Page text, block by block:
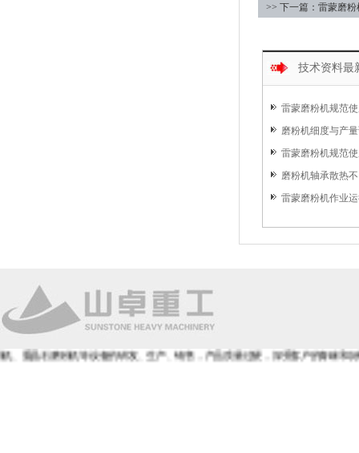
>> 下一篇：雷蒙磨
技术资料最
雷蒙磨粉机规范
磨粉机细度与产
雷蒙磨粉机规范
磨粉机轴承散热
雷蒙磨粉机作业
石磨粉机等设备的研发、生产、销售，产品质量过硬，深受客户的青睐和好评，